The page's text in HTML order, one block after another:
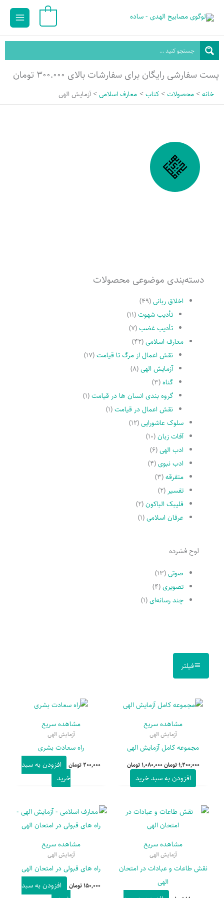
محتوا
Main
پست سفارشی رایگان برای سفارشات بالای ۳۰۰.۰۰۰ تومان
خانه محصولات کتاب معارف اسلامی آزمایش الهی
دسته‌بندی موضوعی محصولات
اخلاق ربانی(۴۹)
تأدیب شهوت(۱۱)
تأدیب غضب(۷)
معارف اسلامی(۴۲)
نقش اعمال از مرگ تا قیامت(۱۷)
آزمایش الهی(۸)
گناه(۳)
گروه بندی انسان ها در قیامت(۱)
نقش اعمال در قیامت(۱)
سلوک عاشورایی(۱۲)
آفات زبان(۱۰)
ادب الهی(۶)
ادب نبوی(۴)
متفرقه(۳)
تفسیر (۲)
فلیبک الباکون(۲)
عرفان اسلامی(۱)
لوح فشرده
صوتی(۱۳)
تصویری(۴)
چند رسانه‌ای(۱)
فیلتر
مشاهده سریع
آزمایش الهی
مجموعه کامل آزمایش الهی
1,200,000تومان
Original
price
1,200,000 تومان.
1,080,000تومان
price
افزودن به سبد خرید
مشاهده سریع
آزمایش الهی
راه سعادت بشری
200,000تومان
افزودن به سبد
خرید
مشاهده سریع
آزمایش الهی
نقش طاعات و عبادات در امتحان
الهی
مشاهده سریع
آزمایش الهی
راه های قبولی در امتحان الهی
150,000تومان
افزودن به سبد
قیمت